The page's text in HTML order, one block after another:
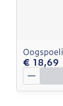
€ 18,69
Aantal